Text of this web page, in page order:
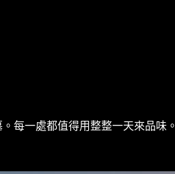
每一處都值得用整整一天來品味。